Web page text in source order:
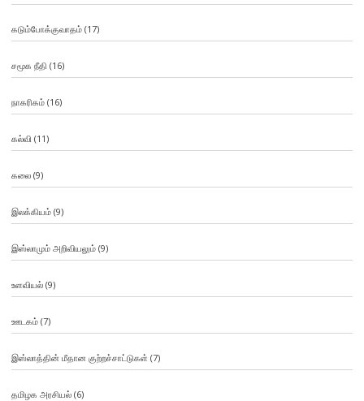
கடும்போக்குவாதம்(17)
சமூக நீதி (16)
நாகரிகம்(16)
கல்வி (11)
கலை(9)
இலக்கியம்(9)
இஸ்லாமும் அறிவியலும்(9)
உளவியல்(9)
ஊடகம்(7)
இஸ்லாத்தின் மீதான குற்றச்சாட்டுகள் (7)
தமிழக அரசியல்(6)